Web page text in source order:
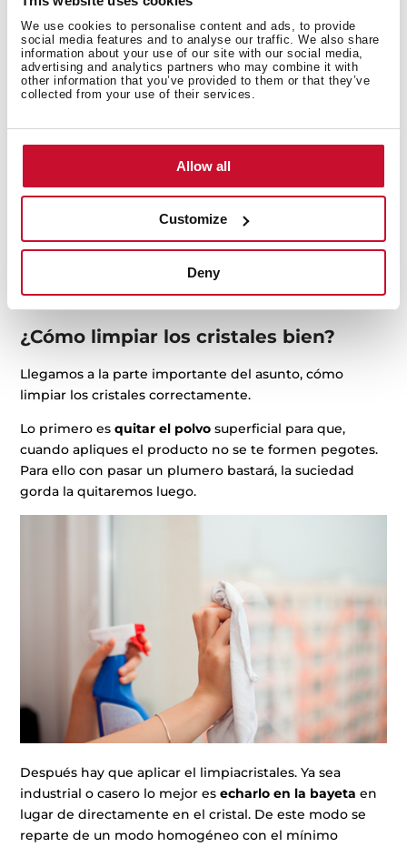
We use cookies to personalise content and ads, to provide
social media features and to analyse our traffic. We also share
information about your use of our site with our social media,
advertising and analytics partners who may combine it with
other information that you’ve provided to them or that they’ve
collected from your use of their services.
Allow all
Customize
Deny
Una consiste en mezclar una parte de agua, otra de
amoniaco y otra de vinagre en un pulverizador. Es muy
También mezclar una parte de agua, otra de alcohol de
quemar, un buen chorro de amoniaco y unas gotas de
lavavajillas.
¿Cómo limpiar los cristales bien?
Llegamos a la parte importante del asunto, cómo
limpiar los cristales correctamente.
Lo primero esquitar el polvo superficial para que,
cuando apliques el producto no se te formen pegotes.
Para ello con pasar un plumero bastará, la suciedad
gorda la quitaremos luego.
Después hay que aplicar el limpiacristales. Ya sea
industrial o casero lo mejor esecharlo en la bayeta en
lugar de directamente en el cristal. De este modo se
reparte de un modo homogéneo con el mínimo